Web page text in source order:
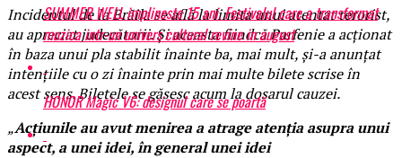
​Incidentul de la Brăila se află la limita unui atentat terorist,
au apreciat judecătorii. Şi aceasta fiindcă Parfenie a acţionat
în baza unui pla stabilit înainte ba, mai mult, şi-a anunţat
intenţiile cu o zi înainte prin mai multe bilete scrise în
acest sens. Biletele se găsesc acum la dosarul cauzei.
„Acţiunile au avut menirea a atrage atenţia asupra unui
aspect, a unei idei, în general unei idei
SUMMER WELL implineste 15 ani. Festivalul care a transformat
muzica intr-un univers cultural revine in august
HONOR Magic V6: designul care se poartă